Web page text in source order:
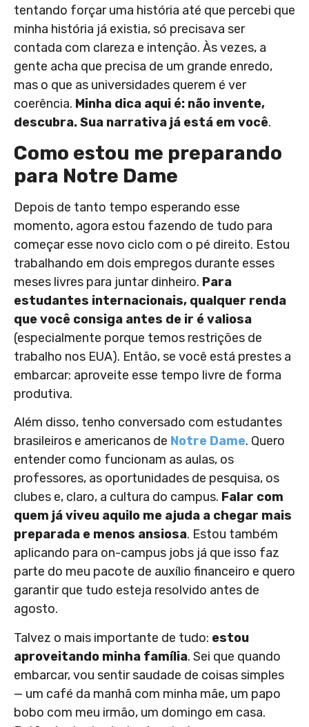
tentando forçar uma história até que percebi que
minha história já existia, só precisava ser
contada com clareza e intenção. Às vezes, a
gente acha que precisa de um grande enredo,
mas o que as universidades querem é ver
coerência. Minha dica aqui é: não invente,
descubra. Sua narrativa já está em você.
Como estou me preparando
para Notre Dame
Depois de tanto tempo esperando esse
momento, agora estou fazendo de tudo para
começar esse novo ciclo com o pé direito. Estou
trabalhando em dois empregos durante esses
meses livres para juntar dinheiro. Para
estudantes internacionais, qualquer renda
que você consiga antes de ir é valiosa
(especialmente porque temos restrições de
trabalho nos EUA). Então, se você está prestes a
embarcar: aproveite esse tempo livre de forma
produtiva.
Além disso, tenho conversado com estudantes
brasileiros e americanos de Notre Dame. Quero
entender como funcionam as aulas, os
professores, as oportunidades de pesquisa, os
clubes e, claro, a cultura do campus. Falar com
quem já viveu aquilo me ajuda a chegar mais
preparada e menos ansiosa. Estou também
aplicando para on-campus jobs já que isso faz
parte do meu pacote de auxílio financeiro e quero
garantir que tudo esteja resolvido antes de
agosto.
Talvez o mais importante de tudo: estou
aproveitando minha família. Sei que quando
embarcar, vou sentir saudade de coisas simples
— um café da manhã com minha mãe, um papo
bobo com meu irmão, um domingo em casa.